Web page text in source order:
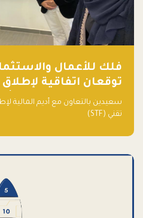
فلك للأعمال
توقعان اتفاقية
جريء تقني (STF) - مشغل من قبل فـلك
سعيدين بالتعاون مع أديم المالية
تقني (STF)